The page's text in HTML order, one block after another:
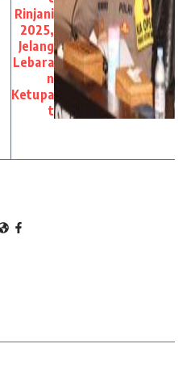
Rinjani
2025,
Jelang
Lebara
n
Ketupa
t